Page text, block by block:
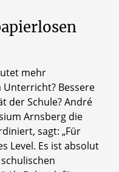
mehr
Bessere
der Schule? André
Arnsberg die
sagt: „Für
Level. Es ist absolut